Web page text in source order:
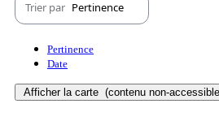
Trier par Pertinence
Pertinence
Date
Afficher la carte (contenu non-